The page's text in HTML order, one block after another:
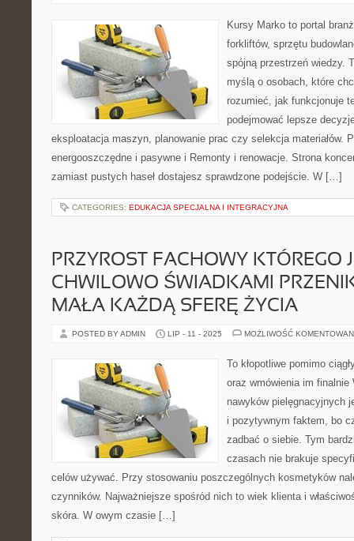
Kursy Marko to portal
forkliftów, sprzętu
spójną przestrzeń wiedzy.
myślą o osobach, które
rozumieć, jak funkcjonuje
podejmować lepsze
eksploatacja maszyn, planowanie prac czy selekcja materiałów.
energooszczędne i pasywne i Remonty i renowacje. Strona
zamiast pustych haseł dostajesz sprawdzone podejście. W […]
CATEGORIES: EDUKACJA SPECJALNA I INTEGRACYJNA
PRZYROST FACHOWY KTÓREGO
CHWILOWO ŚWIADKAMI
MAŁA KAŻDĄ SFERĘ ŻYCIA
POSTED BY ADMIN LIP - 11 - 2025 MOŻLIWOŚĆ
To kłopotliwe pomimo
oraz wmówienia im
nawyków pielęgnacyjnych
i pozytywnym faktem, bo
zadbać o siebie. Tym
czasach nie brakuje
celów używać. Przy stosowaniu poszczególnych kosmetyków
czynników. Najważniejsze spośród nich to wiek klienta i
skóra. W owym czasie […]